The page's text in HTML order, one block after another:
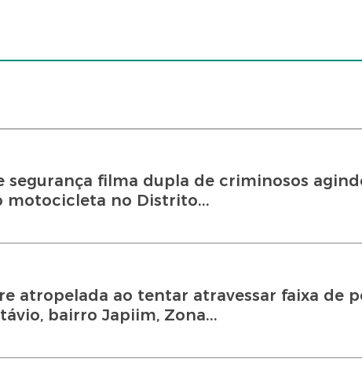
segurança filma dupla de criminosos
motocicleta no Distrito...
atropelada ao tentar atravessar faixa de
bairro Japiim, Zona...